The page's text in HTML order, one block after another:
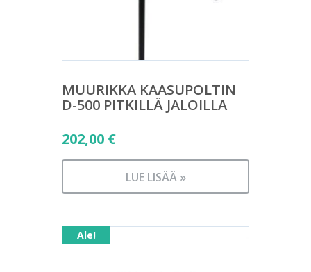
MUURIKKA KAASUPOLTIN
D-500 PITKILLÄ JALOILLA
202,00 €
LUE LISÄÄ »
Ale!